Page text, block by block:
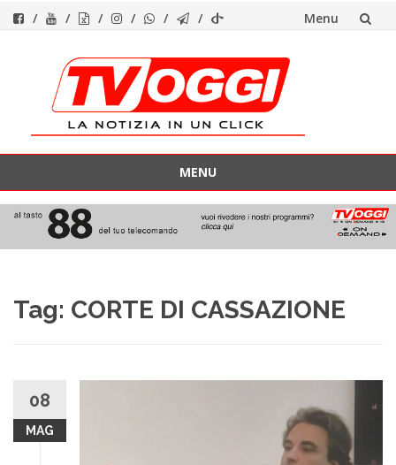
Menu
contenuto
MENU
contenuto
Tag: CORTE DI CASSAZIONE
08
MAG